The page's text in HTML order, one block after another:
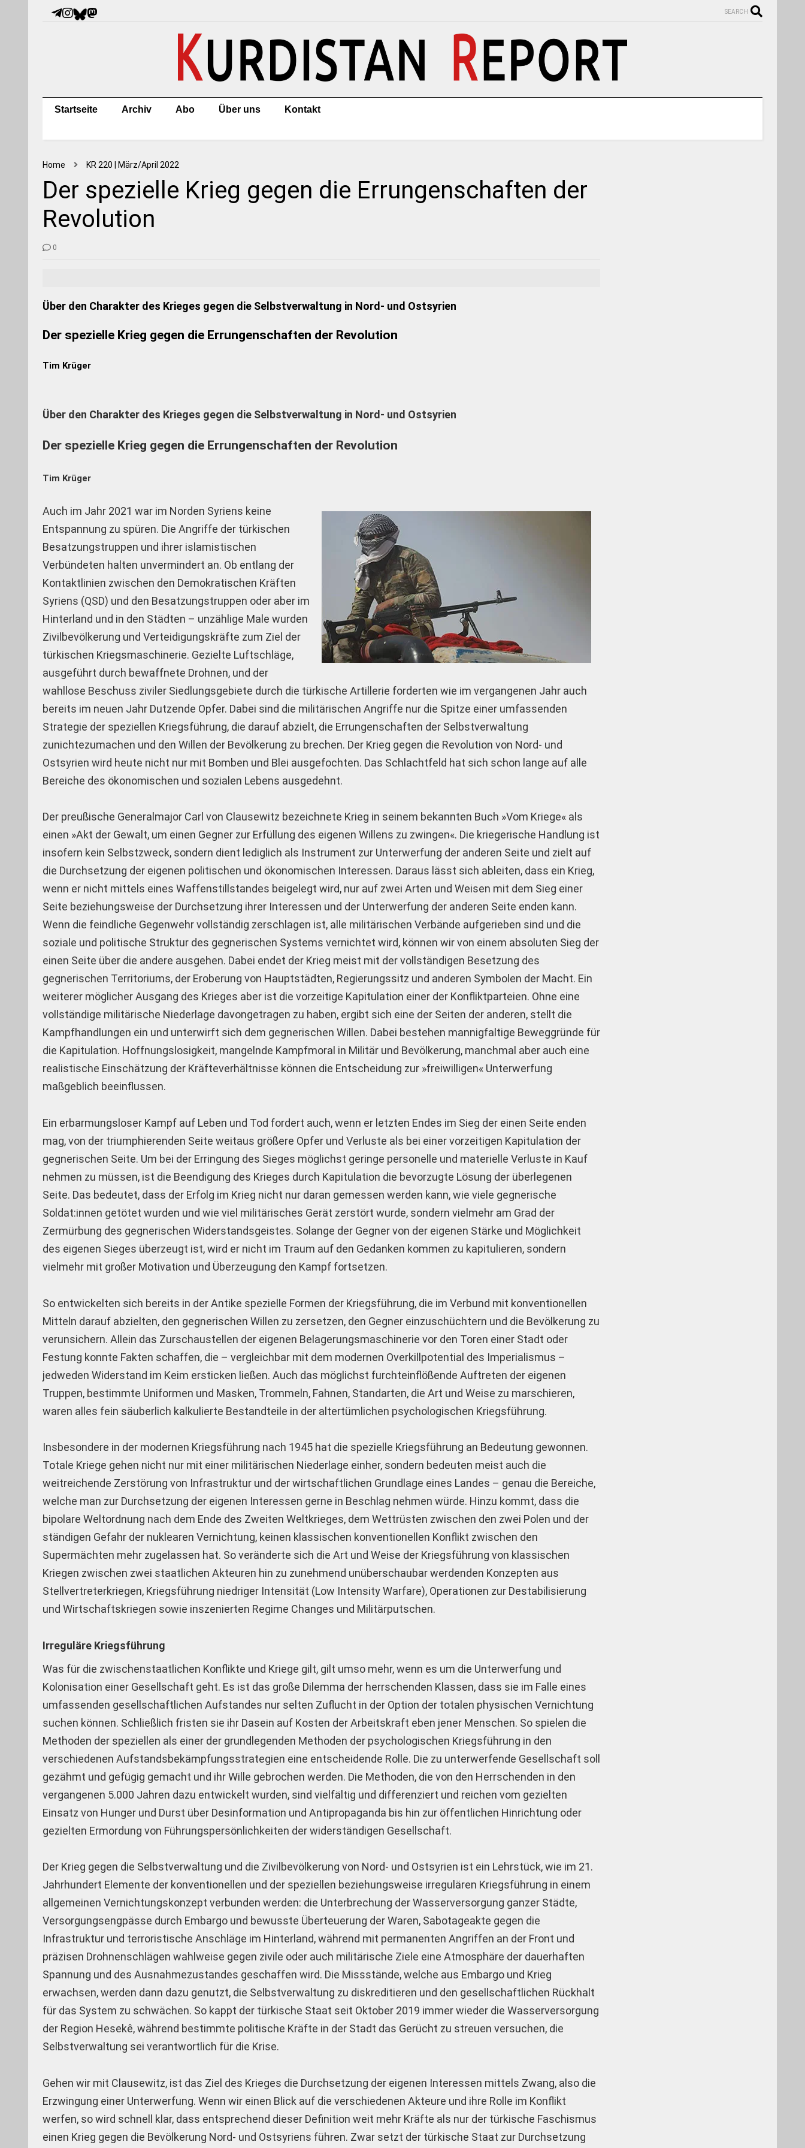
SEARCH
Startseite Archiv Abo Über uns Kontakt
Home KR 220 | März/April 2022
Der spezielle Krieg gegen die Errungenschaften der
Revolution
0
Über den Charakter des Krieges gegen die Selbstverwaltung in Nord- und Ostsyrien
Der spezielle Krieg gegen die Errungenschaften der Revolution
Tim Krüger
Über den Charakter des Krieges gegen die Selbstverwaltung in Nord- und Ostsyrien
Der spezielle Krieg gegen die Errungenschaften der Revolution
Tim Krüger
Auch im Jahr 2021 war im Norden Syriens keine
Entspannung zu spüren. Die Angriffe der türkischen
Besatzungstruppen und ihrer islamistischen
Verbündeten halten unvermindert an. Ob entlang der
Kontaktlinien zwischen den Demokratischen Kräften
Syriens (QSD) und den Besatzungstruppen oder aber im
Hinterland und in den Städten – unzählige Male wurden
Zivilbevölkerung und Verteidigungskräfte zum Ziel der
türkischen Kriegsmaschinerie. Gezielte Luftschläge,
ausgeführt durch bewaffnete Drohnen, und der
wahllose Beschuss ziviler Siedlungsgebiete durch die türkische Artillerie forderten wie im vergangenen Jahr auch
bereits im neuen Jahr Dutzende Opfer. Dabei sind die militärischen Angriffe nur die Spitze einer umfassenden
Strategie der speziellen Kriegsführung, die darauf abzielt, die Errungenschaften der Selbstverwaltung
zunichtezumachen und den Willen der Bevölkerung zu brechen. Der Krieg gegen die Revolution von Nord- und
Ostsyrien wird heute nicht nur mit Bomben und Blei ausgefochten. Das Schlachtfeld hat sich schon lange auf alle
Bereiche des ökonomischen und sozialen Lebens ausgedehnt.
Der preußische Generalmajor Carl von Clausewitz bezeichnete Krieg in seinem bekannten Buch »Vom Kriege« als
einen »Akt der Gewalt, um einen Gegner zur Erfüllung des eigenen Willens zu zwingen«. Die kriegerische Handlung ist
insofern kein Selbstzweck, sondern dient lediglich als Instrument zur Unterwerfung der anderen Seite und zielt auf
die Durchsetzung der eigenen politischen und ökonomischen Interessen. Daraus lässt sich ableiten, dass ein Krieg,
wenn er nicht mittels eines Waffenstillstandes beigelegt wird, nur auf zwei Arten und Weisen mit dem Sieg einer
Seite beziehungsweise der Durchsetzung ihrer Interessen und der Unterwerfung der anderen Seite enden kann.
Wenn die feindliche Gegenwehr vollständig zerschlagen ist, alle militärischen Verbände aufgerieben sind und die
soziale und politische Struktur des gegnerischen Systems vernichtet wird, können wir von einem absoluten Sieg der
einen Seite über die andere ausgehen. Dabei endet der Krieg meist mit der vollständigen Besetzung des
gegnerischen Territoriums, der Eroberung von Hauptstädten, Regierungssitz und anderen Symbolen der Macht. Ein
weiterer möglicher Ausgang des Krieges aber ist die vorzeitige Kapitulation einer der Konfliktparteien. Ohne eine
vollständige militärische Niederlage davongetragen zu haben, ergibt sich eine der Seiten der anderen, stellt die
Kampfhandlungen ein und unterwirft sich dem gegnerischen Willen. Dabei bestehen mannigfaltige Beweggründe für
die Kapitulation. Hoffnungslosigkeit, mangelnde Kampfmoral in Militär und Bevölkerung, manchmal aber auch eine
realistische Einschätzung der Kräfteverhältnisse können die Entscheidung zur »freiwilligen« Unterwerfung
maßgeblich beeinflussen.
Ein erbarmungsloser Kampf auf Leben und Tod fordert auch, wenn er letzten Endes im Sieg der einen Seite enden
mag, von der triumphierenden Seite weitaus größere Opfer und Verluste als bei einer vorzeitigen Kapitulation der
gegnerischen Seite. Um bei der Erringung des Sieges möglichst geringe personelle und materielle Verluste in Kauf
nehmen zu müssen, ist die Beendigung des Krieges durch Kapitulation die bevorzugte Lösung der überlegenen
Seite. Das bedeutet, dass der Erfolg im Krieg nicht nur daran gemessen werden kann, wie viele gegnerische
Soldat:innen getötet wurden und wie viel militärisches Gerät zerstört wurde, sondern vielmehr am Grad der
Zermürbung des gegnerischen Widerstandsgeistes. Solange der Gegner von der eigenen Stärke und Möglichkeit
des eigenen Sieges überzeugt ist, wird er nicht im Traum auf den Gedanken kommen zu kapitulieren, sondern
vielmehr mit großer Motivation und Überzeugung den Kampf fortsetzen.
So entwickelten sich bereits in der Antike spezielle Formen der Kriegsführung, die im Verbund mit konventionellen
Mitteln darauf abzielten, den gegnerischen Willen zu zersetzen, den Gegner einzuschüchtern und die Bevölkerung zu
verunsichern. Allein das Zurschaustellen der eigenen Belagerungsmaschinerie vor den Toren einer Stadt oder
Festung konnte Fakten schaffen, die – vergleichbar mit dem modernen Overkillpotential des Imperialismus –
jedweden Widerstand im Keim ersticken ließen. Auch das möglichst furchteinflößende Auftreten der eigenen
Truppen, bestimmte Uniformen und Masken, Trommeln, Fahnen, Standarten, die Art und Weise zu marschieren,
waren alles fein säuberlich kalkulierte Bestandteile in der altertümlichen psychologischen Kriegsführung.
Insbesondere in der modernen Kriegsführung nach 1945 hat die spezielle Kriegsführung an Bedeutung gewonnen.
Totale Kriege gehen nicht nur mit einer militärischen Niederlage einher, sondern bedeuten meist auch die
weitreichende Zerstörung von Infrastruktur und der wirtschaftlichen Grundlage eines Landes – genau die Bereiche,
welche man zur Durchsetzung der eigenen Interessen gerne in Beschlag nehmen würde. Hinzu kommt, dass die
bipolare Weltordnung nach dem Ende des Zweiten Weltkrieges, dem Wettrüsten zwischen den zwei Polen und der
ständigen Gefahr der nuklearen Vernichtung, keinen klassischen konventionellen Konflikt zwischen den
Supermächten mehr zugelassen hat. So veränderte sich die Art und Weise der Kriegsführung von klassischen
Kriegen zwischen zwei staatlichen Akteuren hin zu zunehmend unüberschaubar werdenden Konzepten aus
Stellvertreterkriegen, Kriegsführung niedriger Intensität (Low Intensity Warfare), Operationen zur Destabilisierung
und Wirtschaftskriegen sowie inszenierten Regime Changes und Militärputschen.
Irreguläre Kriegsführung
Was für die zwischenstaatlichen Konflikte und Kriege gilt, gilt umso mehr, wenn es um die Unterwerfung und
Kolonisation einer Gesellschaft geht. Es ist das große Dilemma der herrschenden Klassen, dass sie im Falle eines
umfassenden gesellschaftlichen Aufstandes nur selten Zuflucht in der Option der totalen physischen Vernichtung
suchen können. Schließlich fristen sie ihr Dasein auf Kosten der Arbeitskraft eben jener Menschen. So spielen die
Methoden der speziellen als einer der grundlegenden Methoden der psychologischen Kriegsführung in den
verschiedenen Aufstandsbekämpfungsstrategien eine entscheidende Rolle. Die zu unterwerfende Gesellschaft soll
gezähmt und gefügig gemacht und ihr Wille gebrochen werden. Die Methoden, die von den Herrschenden in den
vergangenen 5.000 Jahren dazu entwickelt wurden, sind vielfältig und differenziert und reichen vom gezielten
Einsatz von Hunger und Durst über Desinformation und Antipropaganda bis hin zur öffentlichen Hinrichtung oder
gezielten Ermordung von Führungspersönlichkeiten der widerständigen Gesellschaft.
Der Krieg gegen die Selbstverwaltung und die Zivilbevölkerung von Nord- und Ostsyrien ist ein Lehrstück, wie im 21.
Jahrhundert Elemente der konventionellen und der speziellen beziehungsweise irregulären Kriegsführung in einem
allgemeinen Vernichtungskonzept verbunden werden: die Unterbrechung der Wasserversorgung ganzer Städte,
Versorgungsengpässe durch Embargo und bewusste Überteuerung der Waren, Sabotageakte gegen die
Infrastruktur und terroristische Anschläge im Hinterland, während mit permanenten Angriffen an der Front und
präzisen Drohnenschlägen wahlweise gegen zivile oder auch militärische Ziele eine Atmosphäre der dauerhaften
Spannung und des Ausnahmezustandes geschaffen wird. Die Missstände, welche aus Embargo und Krieg
erwachsen, werden dann dazu genutzt, die Selbstverwaltung zu diskreditieren und den gesellschaftlichen Rückhalt
für das System zu schwächen. So kappt der türkische Staat seit Oktober 2019 immer wieder die Wasserversorgung
der Region Hesekê, während bestimmte politische Kräfte in der Stadt das Gerücht zu streuen versuchen, die
Selbstverwaltung sei verantwortlich für die Krise.
Gehen wir mit Clausewitz, ist das Ziel des Krieges die Durchsetzung der eigenen Interessen mittels Zwang, also die
Erzwingung einer Unterwerfung. Wenn wir einen Blick auf die verschiedenen Akteure und ihre Rolle im Konflikt
werfen, so wird schnell klar, dass entsprechend dieser Definition weit mehr Kräfte als nur der türkische Faschismus
einen Krieg gegen die Bevölkerung Nord- und Ostsyriens führen. Zwar setzt der türkische Staat zur Durchsetzung